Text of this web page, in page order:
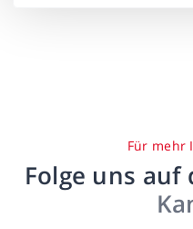
Für mehr
Folge uns auf